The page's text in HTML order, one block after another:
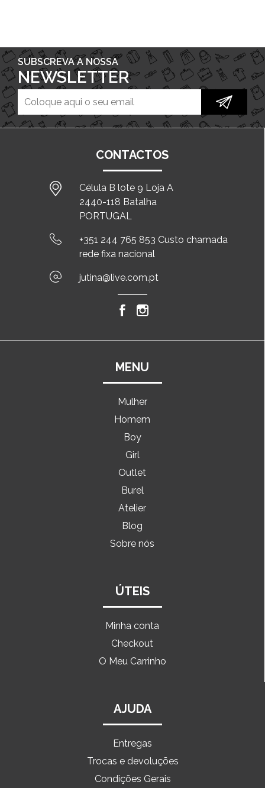
SUBSCREVA A NOSSA
NEWSLETTER
CONTACTOS
Célula B lote 9 Loja A
2440-118 Batalha
PORTUGAL
+351 244 765 853 Custo chamada
rede fixa nacional
jutina@live.com.pt
MENU
Mulher
Homem
Boy
Girl
Outlet
Burel
Atelier
Blog
Sobre nós
ÚTEIS
Minha conta
Checkout
O Meu Carrinho
AJUDA
Entregas
Trocas e devoluções
Condições Gerais